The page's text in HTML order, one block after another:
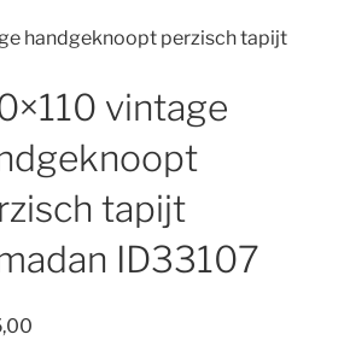
handgeknoopt perzisch tapijt
vintage
tapijt
ID33107